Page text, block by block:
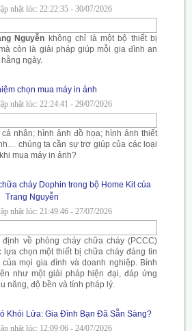
nhật lúc: 22:22:35 - 30/07/2026
Nguyễn không chỉ là một bộ thiết bị
còn là giải pháp giúp mỗi gia đình an
ngày.
chọn mua máy in ảnh
nhật lúc: 22:24:41 - 29/07/2026
nhân; hình ảnh đồ họa; hình ảnh thiết
chúng ta cần sự trợ giúp của các loại
mua máy in ảnh?
cháy Dophin trong bộ Home Kit của
Trang Nguyễn
nhật lúc: 21:49:46 - 27/07/2026
về phòng cháy chữa cháy (PCCC)
lựa chọn một thiết bị chữa cháy đáng tin
mọi gia đình và doanh nghiệp. Bình
như một giải pháp hiện đại, đáp ứng
năng, độ bền và tính pháp lý.
Khói Lửa: Gia Đình Bạn Đã Sẵn Sàng?
nhật lúc: 12:09:06 - 24/07/2026